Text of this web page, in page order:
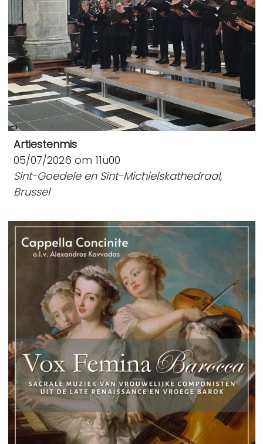
Artiestenmis
05/07/2026 om 11u00
Sint-Goedele en Sint-Michielskathedraal,
Brussel